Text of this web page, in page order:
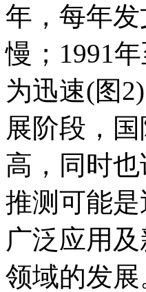
年，每年
慢；1991
为迅速(图
展阶段，
高，同时
推测可能
广泛应用
领域的发展